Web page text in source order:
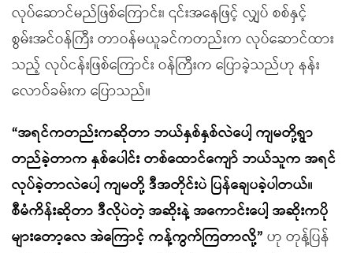
လုပ်ဆောင်မည်ဖြစ်ကြောင်း၊ ၎င်းအနေဖြင့် လျှပ် စစ်နှင့်
စွမ်းအင်ဝန်ကြီး တာဝန်မယူခင်ကတည်းက လုပ်ဆောင်ထား
သည့် လုပ်ငန်းဖြစ်ကြောင်း ဝန်ကြီးက ပြောခဲ့သည်ဟု နန်း
လောဝ်ခမ်းက ပြောသည်။
“အရင်ကတည်းကဆိုတာ ဘယ်နှစ်နှစ်လဲပေါ့ ကျမတို့ရွာ
တည်ခဲ့တာက နှစ်ပေါင်း တစ်ထောင်ကျော် ဘယ်သူက အရင်
လုပ်ခဲ့တာလဲပေါ့ ကျမတို့ ဒီအတိုင်းပဲ ပြန်ချေပခဲ့ပါတယ်။
စီမံကိန်းဆိုတာ ဒီလိုပဲတဲ့ အဆိုးနဲ့ အကောင်းပေါ့ အဆိုးကပို
များတော့လေ အဲကြောင့် ကန့်ကွက်ကြတာလို့” ဟု တုန့်ပြန်